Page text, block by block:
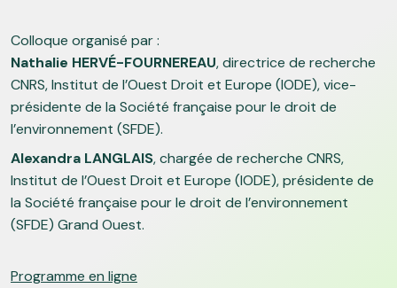
Colloque organisé par :
Nathalie HERVÉ-FOURNEREAU, directrice de recherche
CNRS, Institut de l’Ouest Droit et Europe (IODE), vice-
présidente de la Société française pour le droit de
l’environnement (SFDE).
Alexandra LANGLAIS, chargée de recherche CNRS,
Institut de l’Ouest Droit et Europe (IODE), présidente de
la Société française pour le droit de l’environnement
(SFDE) Grand Ouest.
Programme en ligne